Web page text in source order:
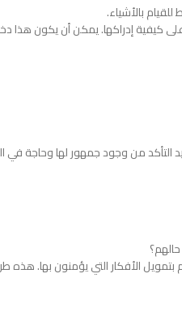
بالأشياء.
على كيفية إدراكها. يمكن أن يكون
التأكد من وجود جمهور لها وحاجة في
الأفكار التي يؤمنون بها. هذه